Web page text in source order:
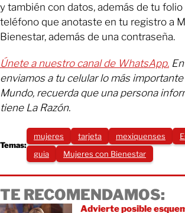
y también con datos, además de tu
teléfono que anotaste en tu registro a
Bienestar, además de una contraseña.
Únete a nuestro canal de WhatsApp.
enviamos a tu celular lo más
Mundo, recuerda que una persona
tiene La Razón.
Temas:
mujeres tarjeta mexiquenses
guia
Mujeres con Bienestar
TE RECOMENDAMOS:
Advierte posible